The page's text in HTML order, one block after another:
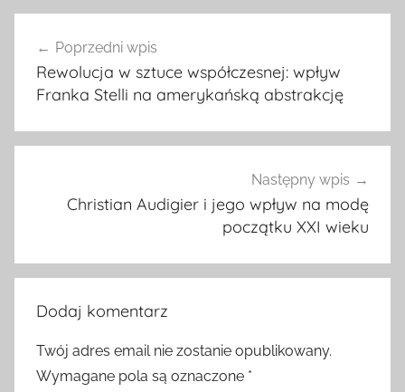
wpisu
Poprzedni wpis
Rewolucja w sztuce współczesnej: wpływ
Franka Stelli na amerykańską abstrakcję
Następny wpis
Christian Audigier i jego wpływ na modę
początku XXI wieku
Dodaj komentarz
Twój adres email nie zostanie opublikowany.
Wymagane pola są oznaczone *